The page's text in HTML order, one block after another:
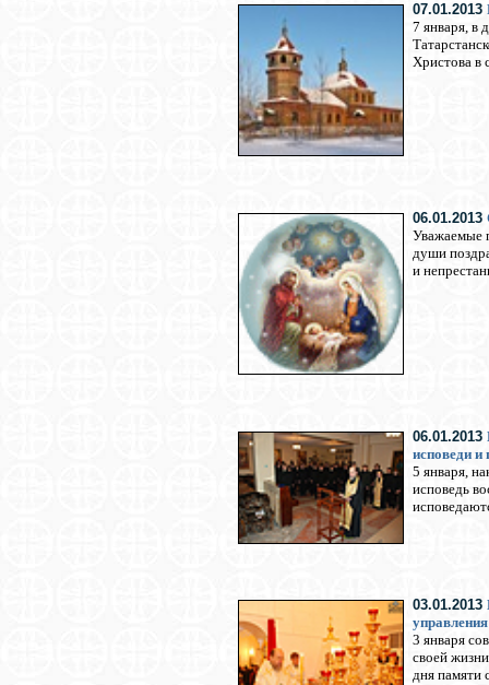
07.01.2013
7 января, в
Христова в
06.01.2013
Уважаемые
души
и
06.01.2013
исповеди
5 января,
исповедь
03.01.2013
3 января
своей
дня памяти